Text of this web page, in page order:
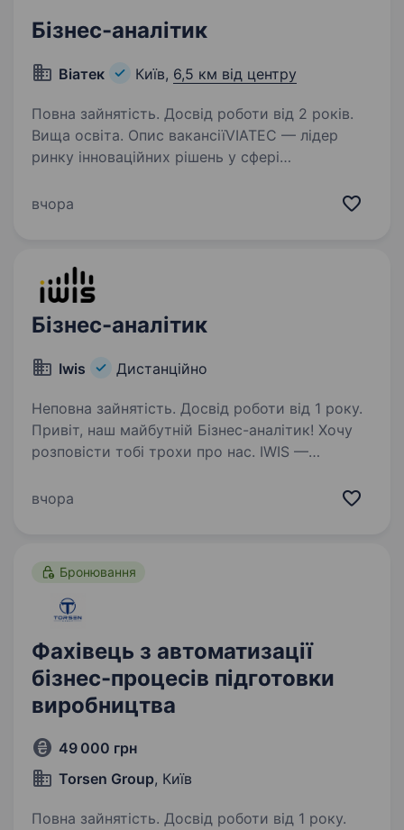
Бізнес-аналітик
Віатек Київ, 6,5 км від центру
Повна зайнятість. Досвід роботи від 2 років.
Вища освіта. Опис вакансіїVIATEC — лідер
ринку інноваційних рішень у сфері
та енергетики. Ми є офіційним представником
вчора
Бізнес-аналітик
Iwis Дистанційно
Неповна зайнятість. Досвід роботи від 1 року.
Привіт, наш майбутній Бізнес-аналітик! Хочу
розповісти тобі трохи про нас. IWIS —
Наша ціль — впроваджувати нові
вчора
Бронювання
Фахівець з автоматизації
бізнес-процесів підготовки
виробництва
49 000 грн
Torsen Group, Київ
Повна зайнятість. Досвід роботи від 1 року.